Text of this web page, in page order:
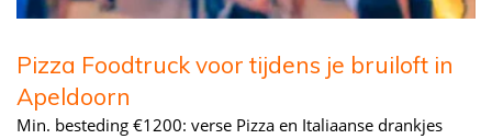
Pizza Foodtruck voor tijdens je bruiloft in
Apeldoorn
Min. besteding €1200: verse Pizza en Italiaanse drankjes